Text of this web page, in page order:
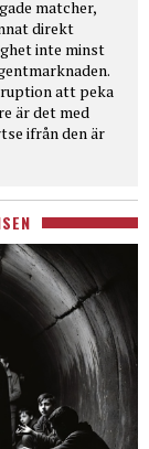
matcher,
direkt
inte minst
att peka
är det med
ifrån den är